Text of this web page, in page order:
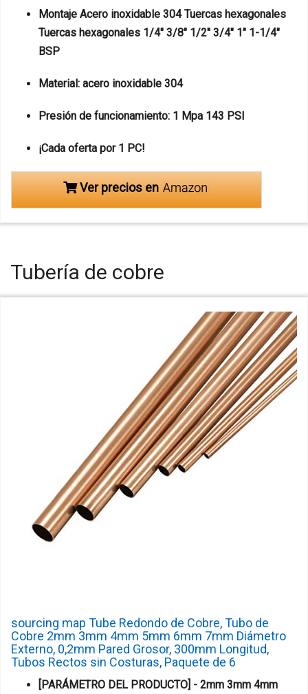
Montaje Acero inoxidable 304 Tuercas hexagonales
Tuercas hexagonales 1/4" 3/8" 1/2" 3/4" 1" 1-1/4"
BSP
Material: acero inoxidable 304
Presión de funcionamiento: 1 Mpa 143 PSI
¡Cada oferta por 1 PC!
Ver precios en
Tubería de cobre
sourcing map Tube Redondo de Cobre, Tubo de
Cobre 2mm 3mm 4mm 5mm 6mm 7mm Diámetro
Externo, 0,2mm Pared Grosor, 300mm Longitud,
Tubos Rectos sin Costuras, Paquete de 6
[PARÁMETRO DEL PRODUCTO] - 2mm 3mm 4mm